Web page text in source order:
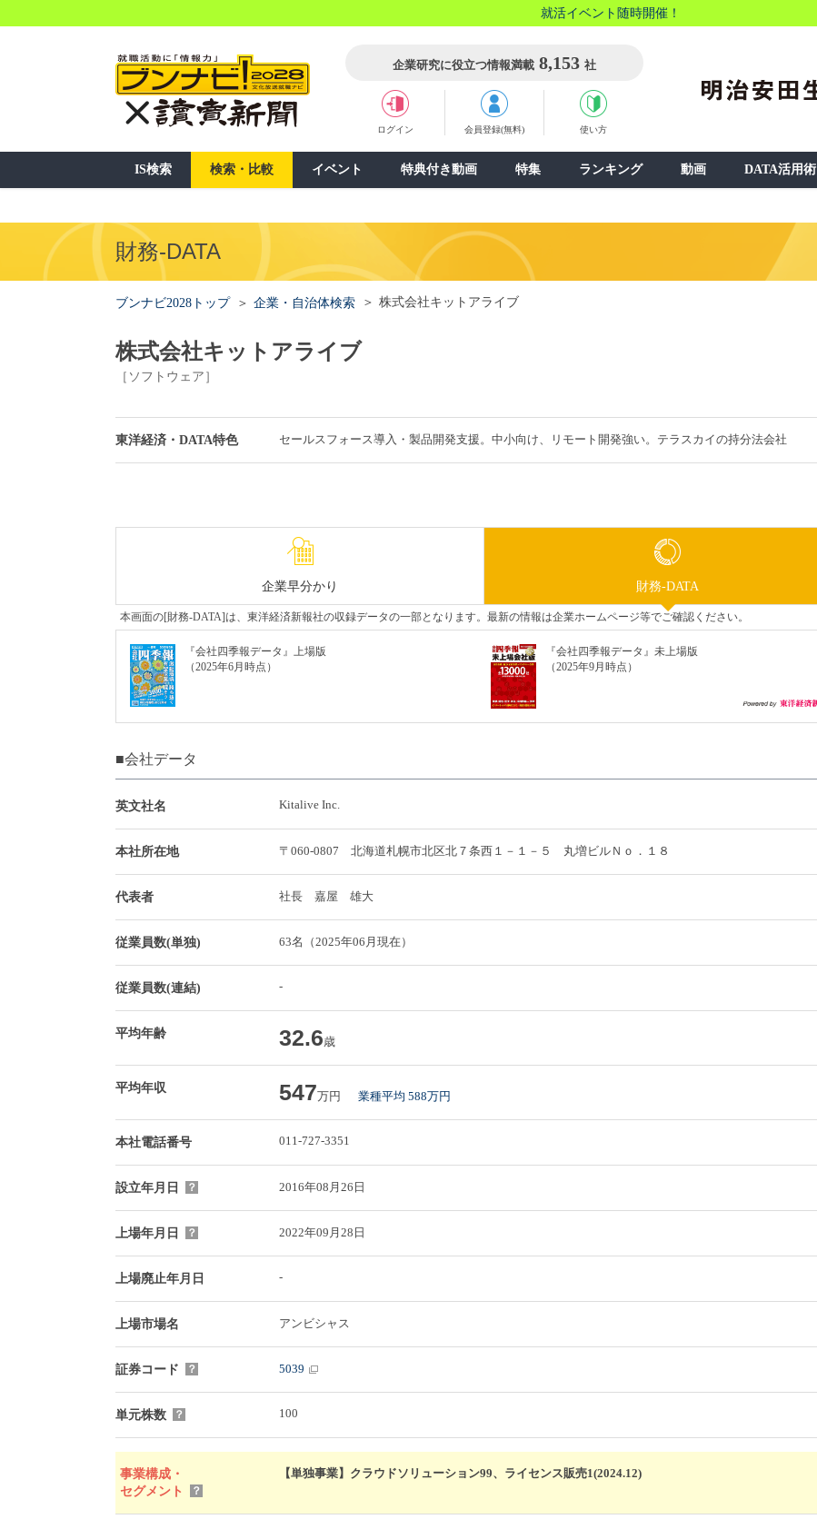
就活イベント随時開催！
企業研究に役立つ情報満載 8,153 社
ログイン 会員登録(無料) 使い方
IS検索 検索・比較 イベント 特典付き動画 特集 ランキング 動画 DATA活用術
財務-DATA
ブンナビ2028トップ 企業・自治体検索 株式会社キットアライブ
株式会社キットアライブ
［ソフトウェア］
東洋経済・DATA特色 セールスフォース導入・製品開発支援。中小向け、リモート開発強い。テラスカイの持分法会社
企業早分かり 財務-DATA
本画面の[財務-DATA]は、東洋経済新報社の収録データの一部となります。最新の情報は企業ホームページ等でご確認ください。
『会社四季報データ』上場版
（2025年6月時点）
『会社四季報データ』未上場版
（2025年9月時点）
■会社データ
英文社名 Kitalive Inc.
本社所在地 〒060-0807 北海道札幌市北区北７条西１－１－５ 丸増ビルＮｏ．１８
代表者 社長 嘉屋 雄大
従業員数(単独) 63名（2025年06月現在）
従業員数(連結) -
平均年齢 32.6歳
平均年収 547万円 業種平均 588万円
本社電話番号 011-727-3351
設立年月日 ？ 2016年08月26日
上場年月日 ？ 2022年09月28日
上場廃止年月日 -
上場市場名 アンビシャス
証券コード ？ 5039
単元株数 ？ 100
事業構成・
セグメント
？
【単独事業】クラウドソリューション99、ライセンス販売1(2024.12)